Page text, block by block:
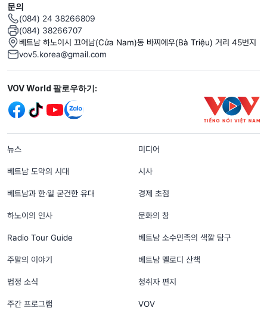
문의
(084) 24 38266809
(084) 38266707
베트남 하노이시 끄어남(Cửa Nam)동 바찌에우(Bà Triệu) 거리 45번지
vov5.korea@gmail.com
Mạng xã hội
VOV World 팔로우하기:
menu footer tiếng Hàn
뉴스 미디어
베트남 도약의 시대 시사
베트남과 한‧일 굳건한 유대 경제 초점
하노이의 인사 문화의 창
Radio Tour Guide 베트남 소수민족의 색깔 탐구
주말의 이야기 베트남 멜로디 산책
법정 소식 청취자 편지
주간 프로그램 VOV